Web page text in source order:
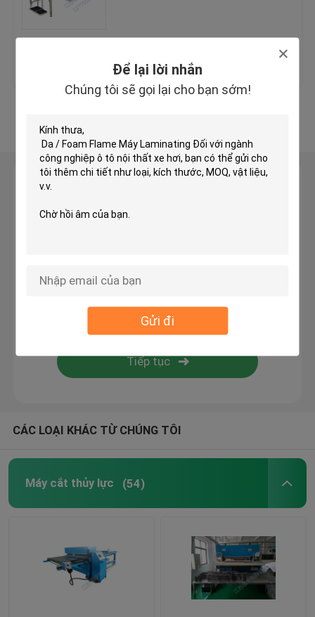
Để lại lời nhắn
Chúng tôi sẽ gọi lại cho bạn sớm!
Gửi đi
Máy cắt đầu máy thủy lực
Máy cuộn cán
Máy cắt băng vải
Máy cuộn vải
Máy tự động lan truyền
Máy cắt máy
Máy làm găng tay
Liên hệ chúng tôi
Để lại lời nhắn
CÁC LOẠI KHÁC TỪ CHÚNG TÔI
Máy cắt thủy lực (54)